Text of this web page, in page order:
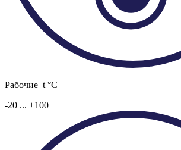
Рабочие t °C
-20 ... +100